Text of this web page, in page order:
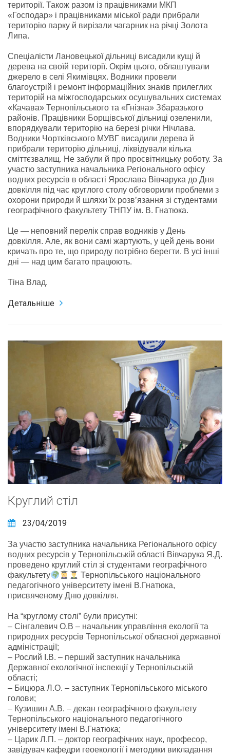
території. Також разом із працівниками МКП
«Господар» і працівниками міської ради прибрали
територію парку й вирізали чагарник на річці Золота
Липа.
Спеціалісти Лановецької дільниці висадили кущі й
дерева на своїй території. Окрім цього, облаштували
джерело в селі Якимівцях. Водники провели
благоустрій і ремонт інформаційних знаків прилеглих
територій на міжгосподарських осушувальних системах
«Качава» Тернопільського та «Гнізна» Збаразького
районів. Працівники Борщівської дільниці озеленили,
впорядкували територію на березі річки Нічлава.
Водники Чортківського МУВГ висадили дерева й
прибрали територію дільниці, ліквідували кілька
сміттєзвалищ. Не забули й про просвітницьку роботу. За
участю заступника начальника Регіонального офісу
водних ресурсів в області Ярослава Вівчарука до Дня
довкілля під час круглого столу обговорили проблеми з
охорони природи й шляхи їх розв’язання зі студентами
географічного факультету ТНПУ ім. В. Гнатюка.
Це — неповний перелік справ водників у День
довкілля. Але, як вони самі жартують, у цей день вони
кричать про те, що природу потрібно берегти. В усі інші
дні — над цим багато працюють.
Тіна Влад.
Детальніше
Круглий стіл
23/04/2019
За участю заступника начальника Регіонального офісу
водних ресурсів у Тернопільській області Вівчарука Я.Д.
проведено круглий стіл зі студентами географічного
факультету
Тернопільського національного
педагогічного університету імені В.Гнатюка,
присвяченому Дню довкілля.
На “круглому столі” були присутні:
– Сінгалевич О.В – начальник управління екології та
природних ресурсів Тернопільської обласної державної
адміністрації;
– Рослий І.В. – перший заступник начальника
Державної екологічної інспекції у Тернопільській
області;
– Бицюра Л.О. – заступник Тернопільського міського
голови;
– Кузишин А.В. – декан географічного факультету
Тернопільського національного педагогічного
університету імені В.Гнатюка;
– Царик Л.П. – доктор географічних наук, професор,
завідувач кафедри геоекології і методики викладання